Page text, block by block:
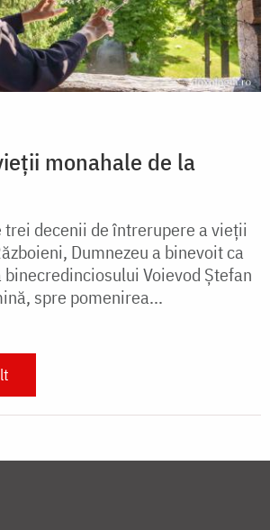
monahale de la
trei decenii de întrerupere a vieții
Dumnezeu a binevoit ca
Voievod Ștefan
spre pomenirea...